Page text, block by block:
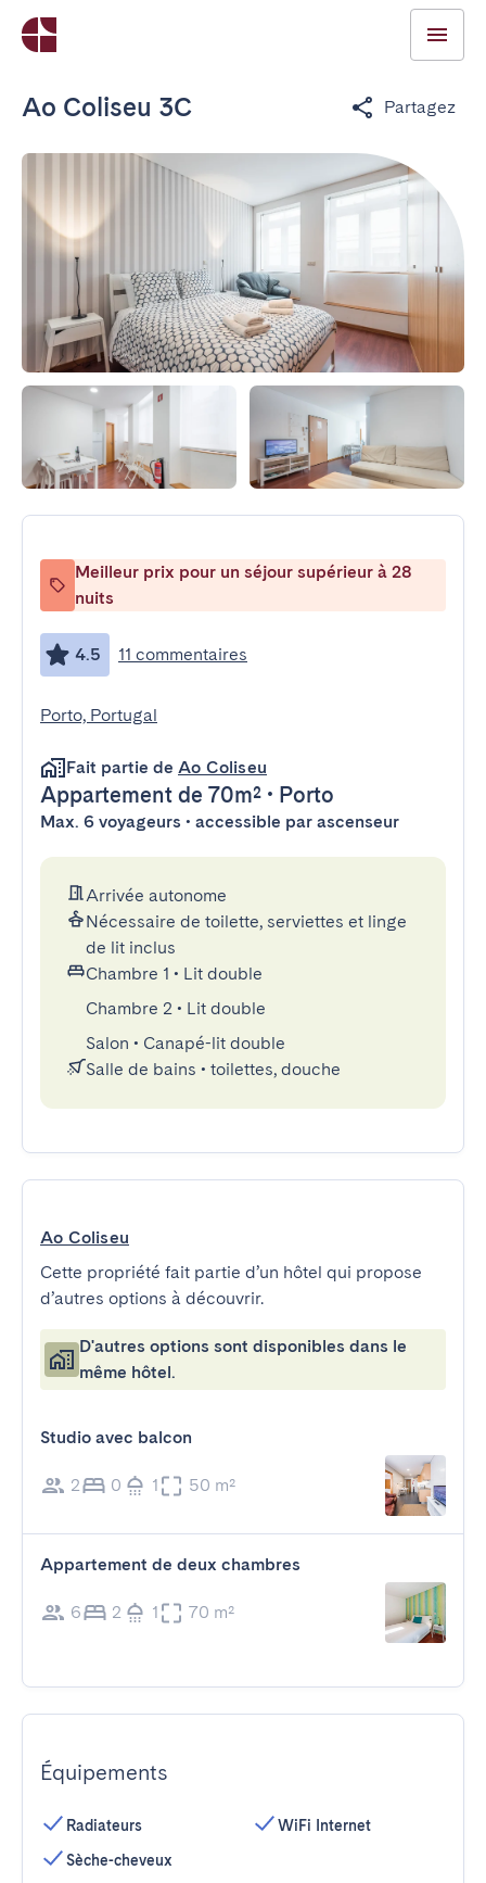
Ao Coliseu 3C Partagez
Meilleur prix pour un séjour supérieur à 28
nuits
4.5 11 commentaires
Porto, Portugal
Fait partie de Ao Coliseu
Appartement de 70m² • Porto
Max. 6 voyageurs • accessible par ascenseur
Arrivée autonome
Nécessaire de toilette, serviettes et linge
de lit inclus
Chambre 1 • Lit double
Chambre 2 • Lit double
Salon • Canapé-lit double
Salle de bains • toilettes, douche
Ao Coliseu
Cette propriété fait partie d’un hôtel qui propose
d’autres options à découvrir.
D'autres options sont disponibles dans le
même hôtel.
Studio avec balcon
2 0 1 50 m²
Appartement de deux chambres
6 2 1 70 m²
Équipements
Radiateurs
Sèche-cheveux
WiFi Internet